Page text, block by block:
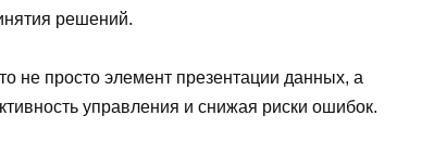
решений.
не просто элемент презентации данных, а
управления и снижая риски ошибок.